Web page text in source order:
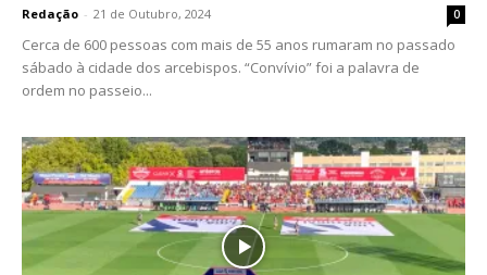
Redação - 21 de Outubro, 2024 0
Cerca de 600 pessoas com mais de 55 anos rumaram no passado
sábado à cidade dos arcebispos. “Convívio” foi a palavra de
ordem no passeio...